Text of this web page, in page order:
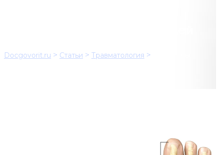
Docgovorit.ru > Статьи > Травматология >